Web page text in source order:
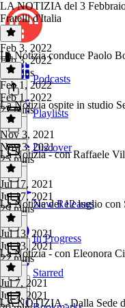
Podcasts
Playlists
Discover
New Releases
In Progress
Starred
LA NOTIZIA del 3
Fratelli d'Italia
Feb 3, 2022
Feb 3, 2022
19 mins
La Notizia conduce Paolo
Feb 1, 2022
Feb 1, 2022
22 mins
La Notizia ospite in studio
Nov 3, 2021
Nov 3, 2021
25 mins
La Notizia - con Raffaele
Jul 17, 2021
Jul 17, 2021
29 mins
La Notizia del 12 luglio con
Jul 13, 2021
Jul 13, 2021
22 mins
La Notizia - con Eleonora
Jul 7, 2021
Jul 7, 2021
LA NOTIZIA - Dalla Sede